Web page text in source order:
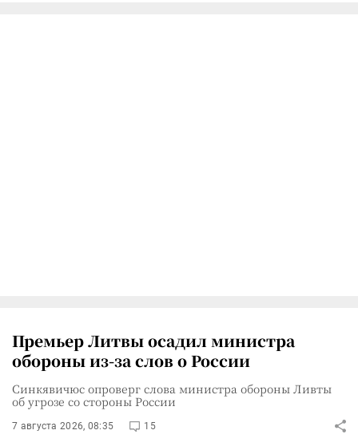
Премьер Литвы осадил министра
обороны из-за слов о России
Синкявичюс опроверг слова министра обороны Ливты
об угрозе со стороны России
7 августа 2026, 08:35 15